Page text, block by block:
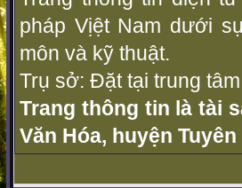
pháp Vịệt Nam dưới
môn và kỹ thuật.
Trụ sở: Đặt tại trung
Trang thông tin là tài
Văn Hóa, huyện